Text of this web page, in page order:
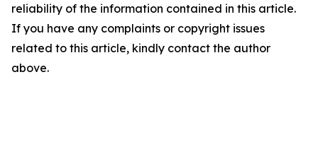
reliability of the information contained in this article.
If you have any complaints or copyright issues
related to this article, kindly contact the author
above.